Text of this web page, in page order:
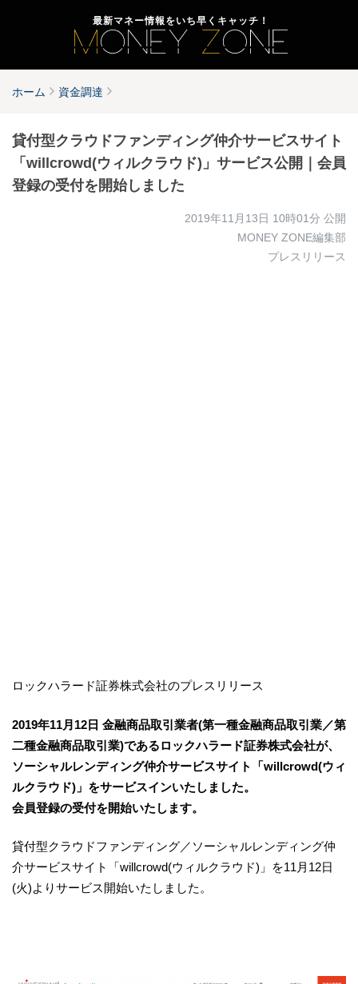
最新マネー情報をいち早くキャッチ！
ホーム 資金調達
貸付型クラウドファンディング仲介サービスサイト
「willcrowd(ウィルクラウド)」サービス公開｜会員
登録の受付を開始しました
2019年11月13日 10時01分 公開
MONEY ZONE編集部
プレスリリース
ロックハラード証券株式会社のプレスリリース
2019年11月12日 金融商品取引業者(第一種金融商品取引業／第
二種金融商品取引業)であるロックハラード証券株式会社が、
ソーシャルレンディング仲介サービスサイト「willcrowd(ウィ
ルクラウド)」をサービスインいたしました。
会員登録の受付を開始いたします。
貸付型クラウドファンディング／ソーシャルレンディング仲
介サービスサイト「willcrowd(ウィルクラウド)」を11月12日
(火)よりサービス開始いたしました。